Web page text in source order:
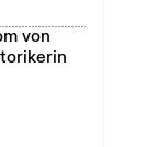
von